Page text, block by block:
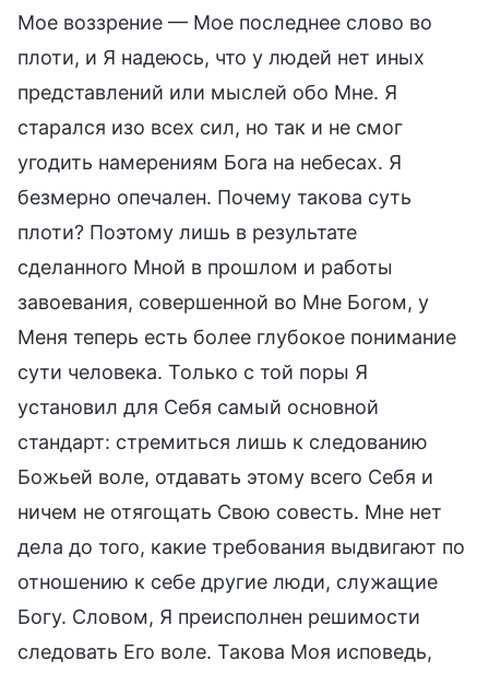
Мое воззрение — Мое последнее слово во
плоти, и Я надеюсь, что у людей нет иных
представлений или мыслей обо Мне. Я
старался изо всех сил, но так и не смог
угодить намерениям Бога на небесах. Я
безмерно опечален. Почему такова суть
плоти? Поэтому лишь в результате
сделанного Мной в прошлом и работы
завоевания, совершенной во Мне Богом, у
Меня теперь есть более глубокое понимание
сути человека. Только с той поры Я
установил для Себя самый основной
стандарт: стремиться лишь к следованию
Божьей воле, отдавать этому всего Себя и
ничем не отягощать Свою совесть. Мне нет
дела до того, какие требования выдвигают по
отношению к себе другие люди, служащие
Богу. Словом, Я преисполнен решимости
следовать Его воле. Такова Моя исповедь,